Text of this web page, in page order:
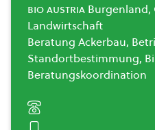
bio austria Burgenland,
Landwirtschaft
Beratung Ackerbau,
Standortbestimmung,
Beratungskoordination